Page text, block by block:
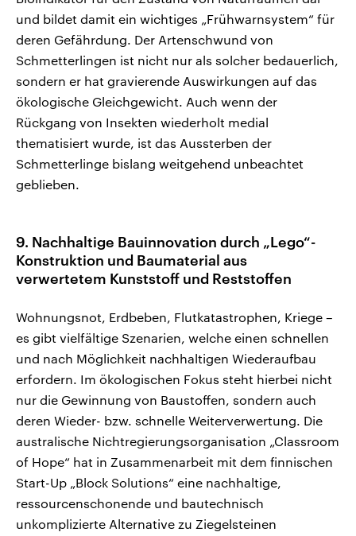
und bildet damit ein wichtiges „Frühwarnsystem“ für
deren Gefährdung. Der Artenschwund von
Schmetterlingen ist nicht nur als solcher bedauerlich,
sondern er hat gravierende Auswirkungen auf das
ökologische Gleichgewicht. Auch wenn der
Rückgang von Insekten wiederholt medial
thematisiert wurde, ist das Aussterben der
Schmetterlinge bislang weitgehend unbeachtet
geblieben.
9. Nachhaltige Bauinnovation durch „Lego“-
Konstruktion und Baumaterial aus
verwertetem Kunststoff und Reststoffen
Wohnungsnot, Erdbeben, Flutkatastrophen, Kriege –
es gibt vielfältige Szenarien, welche einen schnellen
und nach Möglichkeit nachhaltigen Wiederaufbau
erfordern. Im ökologischen Fokus steht hierbei nicht
nur die Gewinnung von Baustoffen, sondern auch
deren Wieder- bzw. schnelle Weiterverwertung. Die
australische Nichtregierungsorganisation „Classroom
of Hope“ hat in Zusammenarbeit mit dem finnischen
Start-Up „Block Solutions“ eine nachhaltige,
ressourcenschonende und bautechnisch
unkomplizierte Alternative zu Ziegelsteinen